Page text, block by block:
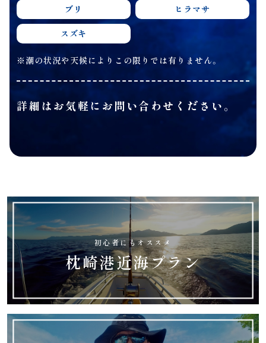
ブリ ヒラマサ
スズキ
※潮の状況や天候によりこの限りでは有りません。
詳細はお気軽にお問い合わせください。
初心者にもオススメ
枕崎港近海プラン